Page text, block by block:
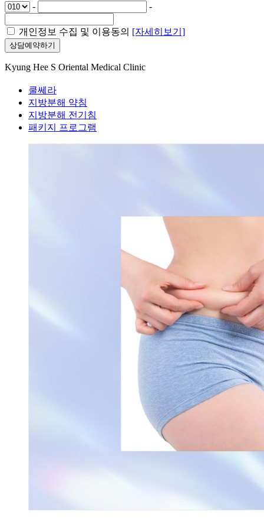
-
-
개인정보 수집 및 이용동의 [자세히보기]
상담예약하기
Kyung Hee S Oriental Medical Clinic
쿨쎄라
지방분해 약침
지방분해 전기침
패키지 프로그램